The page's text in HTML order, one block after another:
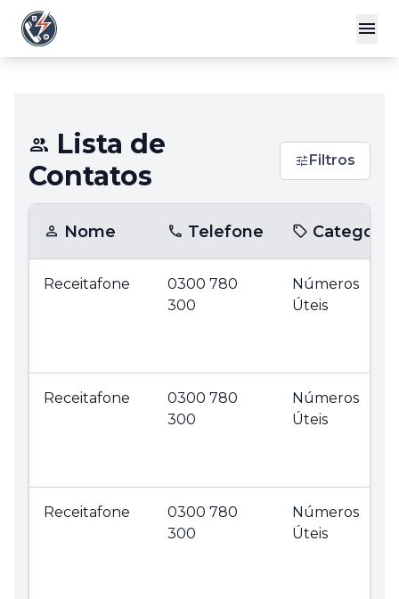
Lista de
Contatos
Filtros
Nome Telefone Categoria
Receitafone
0300 780
300
Números
Úteis
Receitafone
0300 780
300
Números
Úteis
Receitafone
0300 780
300
Números
Úteis